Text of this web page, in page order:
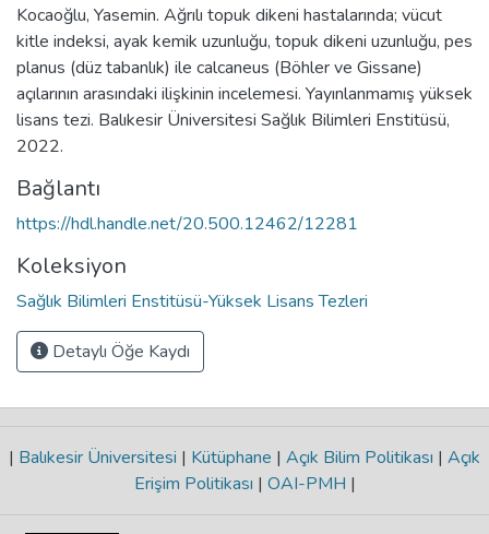
Kocaoğlu, Yasemin. Ağrılı topuk dikeni hastalarında; vücut
kitle indeksi, ayak kemik uzunluğu, topuk dikeni uzunluğu, pes
planus (düz tabanlık) ile calcaneus (Böhler ve Gissane)
açılarının arasındaki ilişkinin incelemesi. Yayınlanmamış yüksek
lisans tezi. Balıkesir Üniversitesi Sağlık Bilimleri Enstitüsü,
2022.
Bağlantı
https://hdl.handle.net/20.500.12462/12281
Koleksiyon
Sağlık Bilimleri Enstitüsü-Yüksek Lisans Tezleri
Detaylı Öğe Kaydı
| Balıkesir Üniversitesi | Kütüphane | Açık Bilim Politikası | Açık
Erişim Politikası | OAI-PMH |